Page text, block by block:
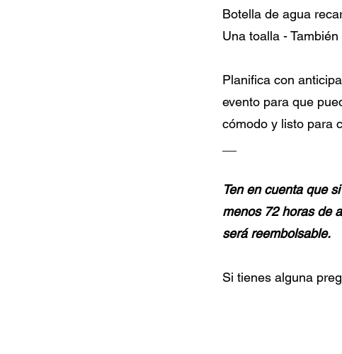
Botella de agua
Una toalla -
Planifica con
evento para que
cómodo y listo para
Ten en cuenta que
menos 72 horas de
será reembolsable.
Si tienes alguna